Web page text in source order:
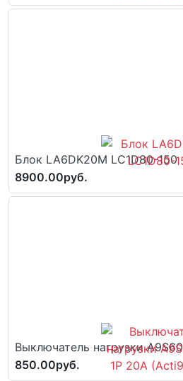
Блок LA6DK20M LC1D80-150
8900.00руб.
Выключатель нагрузки
850.00руб.